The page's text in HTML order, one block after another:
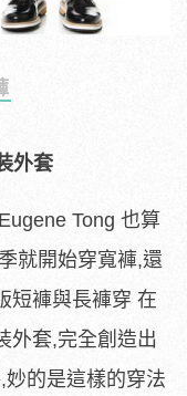
外套
Tong 也算
就開始穿寬褲,還
短褲與長褲穿 在
外套,完全創造出
的是這樣的穿法